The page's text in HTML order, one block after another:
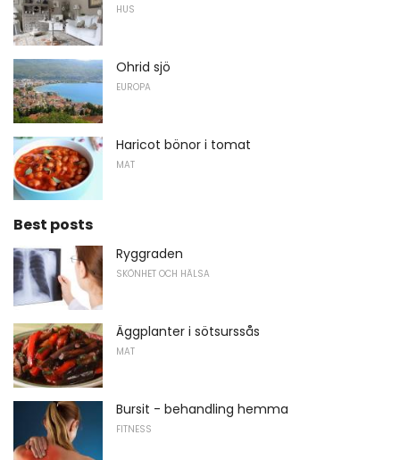
HUS
Ohrid sjö
EUROPA
Haricot bönor i tomat
MAT
Best posts
Ryggraden
SKÖNHET OCH HÄLSA
Äggplanter i sötsurssås
MAT
Bursit - behandling hemma
FITNESS